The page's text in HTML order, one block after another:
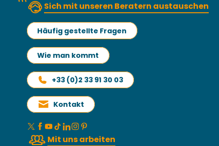
Sich mit unseren Beratern austauschen
Häufig gestellte Fragen
Wie man kommt
+33 (0)2 33 91 30 03
Kontakt
Mit uns arbeiten